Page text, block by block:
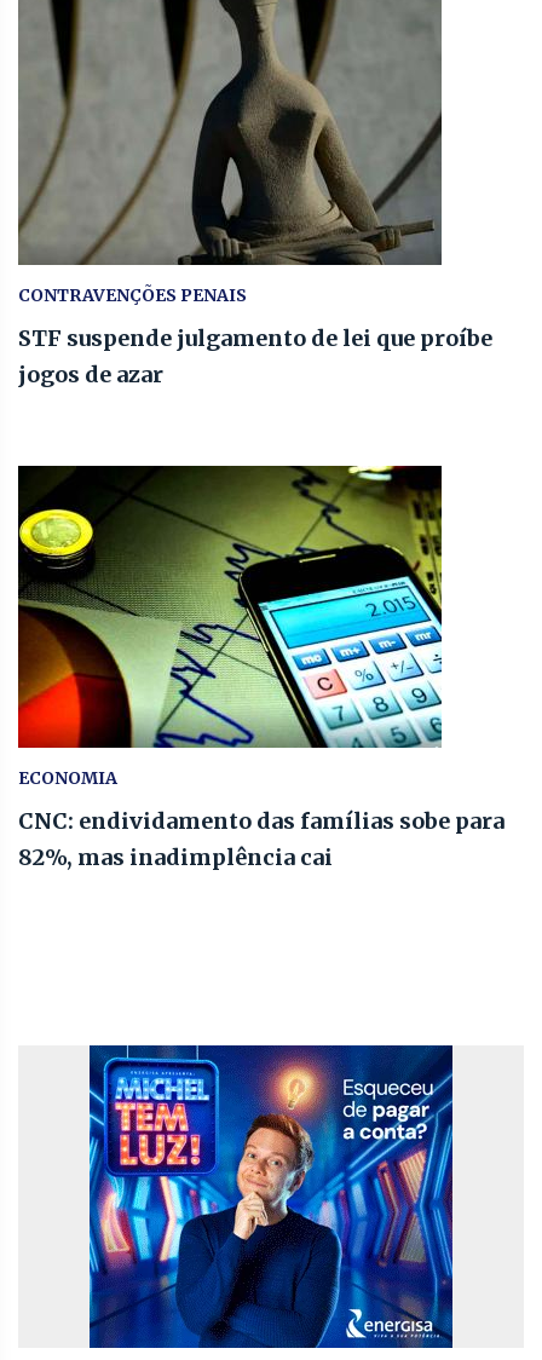
CONTRAVENÇÕES PENAIS
STF suspende julgamento de lei que proíbe
jogos de azar
ECONOMIA
CNC: endividamento das famílias sobe para
82%, mas inadimplência cai